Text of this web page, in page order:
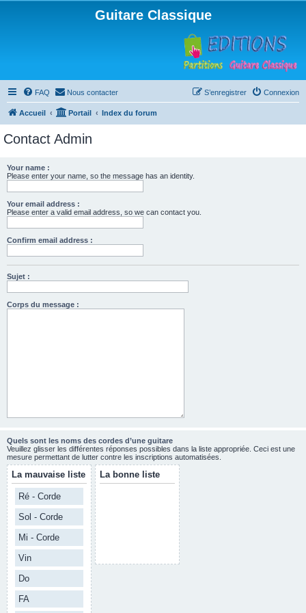
Guitare Classique
FAQ Nous contacter Connexion
S’enregistrer
Accueil Portail Index du forum
Contact Admin
Your name :
Please enter your name, so the message has an identity.
Your email address :
Please enter a valid email address, so we can contact you.
Confirm email address :
Sujet :
Corps du message :
Quels sont les noms des cordes d’une guitare
Veuillez glisser les différentes réponses possibles dans la liste appropriée. Ceci est une
mesure permettant de lutter contre les inscriptions automatisées.
La mauvaise liste
Ré - Corde
Sol - Corde
Mi - Corde
Vin
Do
FA
La bonne liste